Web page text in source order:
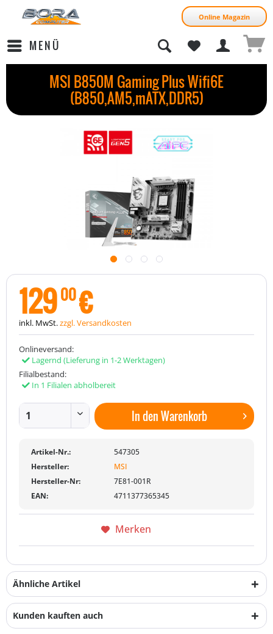
Online Magazin
MENÜ
MSI B850M Gaming Plus Wifi6E
(B850,AM5,mATX,DDR5)
12900€
inkl. MwSt.zzgl. Versandkosten
Onlineversand:
Lagernd (Lieferung in 1-2 Werktagen)
Filialbestand:
In 1 Filialen abholbereit
In denWarenkorb
Artikel-Nr.:
547305
Hersteller:
MSI
Hersteller-Nr:
7E81-001R
EAN:
4711377365345
Merken
Ähnliche Artikel
Kunden kauften auch